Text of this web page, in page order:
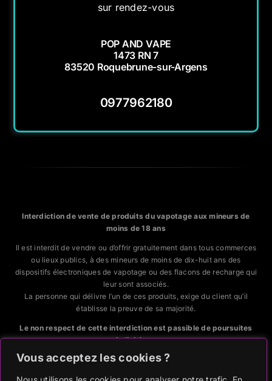
Vous acceptez les cookies ?
sur rendez-vous
POP AND VAPE
1473 RN 7
83520 Roquebrune-sur-Argens
0977962180
Interdiction de vente de produits du vapotage aux mineurs de
moins de 18 ans
Il est interdit de vendre ou d’offrir gratuitement dans tous commerces
ou lieux publics, à des mineurs de moins de dix-huit ans des
dispositifs électroniques de vapotage ou des flacons de recharge qui
leur sont associés.
La personne qui délivre l’un de ces produits, exige du client qu’il
établisse la preuve de sa majorité.
Le non respect de cette interdiction est passible de poursuites
judiciaires.
CODE DE LA SANTÉ PUBLIQUE, ART. L.3513-5 et R.3515-6